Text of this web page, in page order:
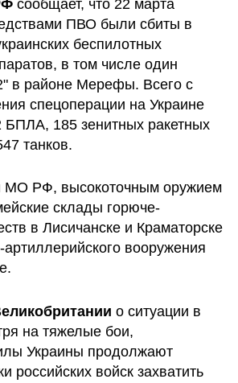
сообщает, что 22 марта
ПВО были сбиты в
беспилотных
в том числе один
в районе Мерефы. Всего с
спецоперации на Украине
БПЛА, 185 зенитных ракетных
танков.
МО РФ, высокоточным оружием
склады горюче-
в Лисичанске и Краматорске
артиллерийского вооружения
о ситуации в
на тяжелые бои,
Украины продолжают
российских войск захватить